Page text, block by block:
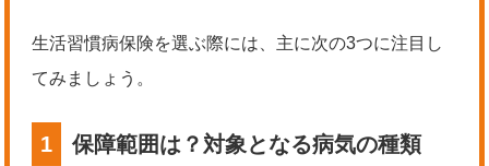
生活習慣病保険を選ぶ際には、主に次の3つに注目し
てみましょう。
1 保障範囲は？対象となる病気の種類